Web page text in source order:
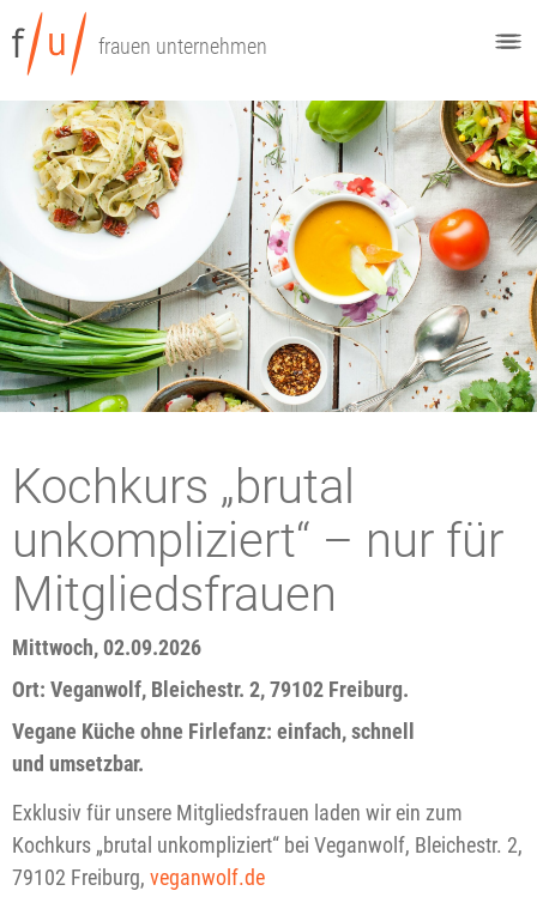
frauen unternehmen
Kochkurs „brutal
unkompliziert“ – nur für
Mitgliedsfrauen
Mittwoch, 02.09.2026
Ort: Veganwolf, Bleichestr. 2, 79102 Freiburg.
Vegane Küche ohne Firlefanz: einfach, schnell
und umsetzbar.
Exklusiv für unsere Mitgliedsfrauen laden wir ein zum
Kochkurs „brutal unkompliziert“ bei Veganwolf, Bleichestr. 2,
79102 Freiburg, veganwolf.de